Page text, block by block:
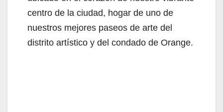
centro de la ciudad, hogar de uno de
nuestros mejores paseos de arte del
distrito artístico y del condado de Orange.